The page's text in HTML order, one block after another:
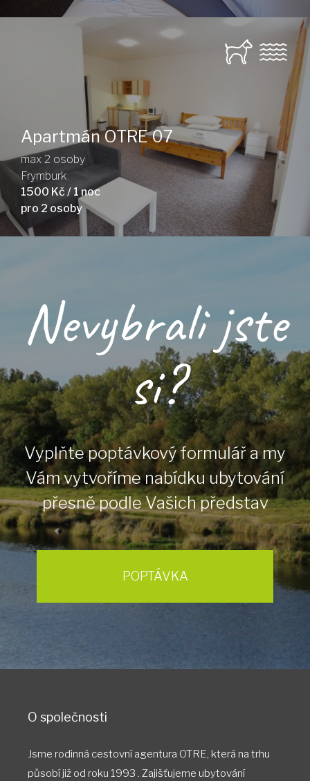
Apartmán OTRE 07
max 2 osoby
Frymburk
1500 Kč / 1 noc
pro 2 osoby
Nevybrali jste
si?
Vyplňte poptávkový formulář a my
Vám vytvoříme nabídku ubytování
přesně podle Vašich představ
POPTÁVKA
O společnosti
Jsme rodinná cestovní agentura OTRE, která na trhu
působí již od roku 1993 . Zajišťujeme ubytování